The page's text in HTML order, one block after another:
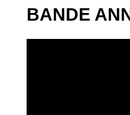
BANDE